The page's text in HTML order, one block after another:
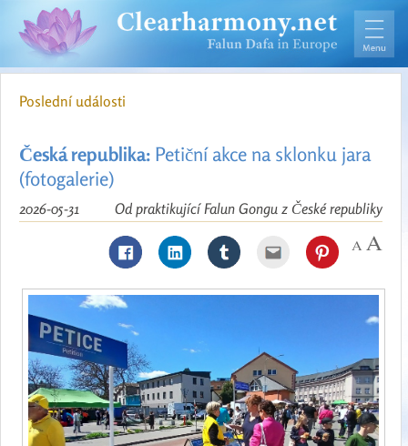
Poslední události
Česká republika: Petiční akce na sklonku jara
(fotogalerie)
Od praktikující Falun Gongu z České republiky
2026-05-31